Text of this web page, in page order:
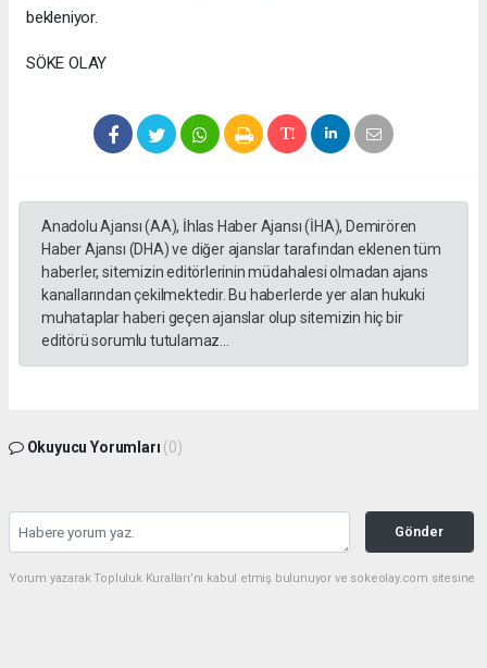
bekleniyor.
SÖKE OLAY
Anadolu Ajansı (AA), İhlas Haber Ajansı (İHA), Demirören
Haber Ajansı (DHA) ve diğer ajanslar tarafından eklenen tüm
haberler, sitemizin editörlerinin müdahalesi olmadan ajans
kanallarından çekilmektedir. Bu haberlerde yer alan hukuki
muhataplar haberi geçen ajanslar olup sitemizin hiç bir
editörü sorumlu tutulamaz...
Okuyucu Yorumları (0)
Gönder
Yorum yazarak Topluluk Kuralları’nı kabul etmiş bulunuyor ve sokeolay.com sitesine